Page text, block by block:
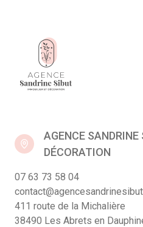
AGENCE
DÉCORATION
07 63 73 58 04
411 route de la Michalière
38490 Les Abrets en